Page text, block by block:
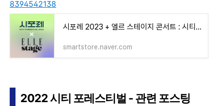
8394542138
시포레 2023 + 엘르 스테이지 콘서트 : 시티포레스티벌 2023
smartstore.naver.com
2022 시티 포레스티벌 - 관련 포스팅